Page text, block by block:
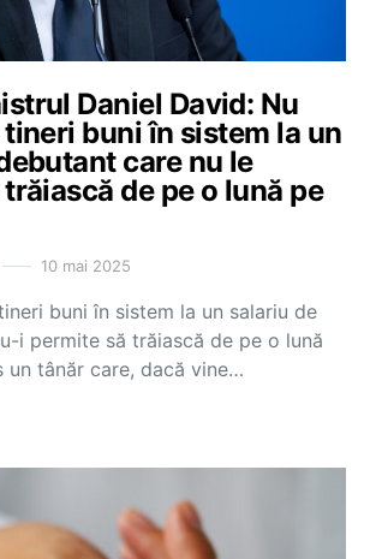
Daniel David: Nu
buni în sistem la un
care nu le
de pe o lună pe
10 mai 2025
buni în sistem la un salariu de
i permite să trăiască de pe o lună
un tânăr care, dacă vine…